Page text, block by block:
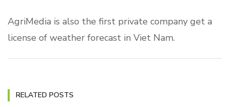
AgriMedia is also the first private company get a
license of weather forecast in Viet Nam.
RELATED POSTS